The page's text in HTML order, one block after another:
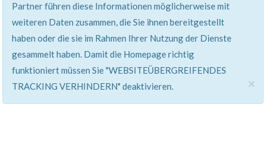
Partner führen diese Informationen möglicherweise mit
weiteren Daten zusammen, die Sie ihnen bereitgestellt
haben oder die sie im Rahmen Ihrer Nutzung der Dienste
gesammelt haben. Damit die Homepage richtig
funktioniert müssen Sie "WEBSITEÜBERGREIFENDES
TRACKING VERHINDERN" deaktivieren.
×